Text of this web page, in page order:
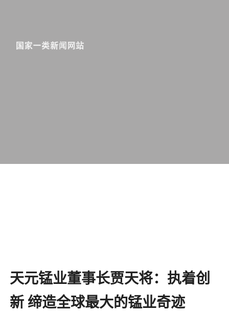
天元锰业董事长贾天将：执着创
新 缔造全球最大的锰业奇迹